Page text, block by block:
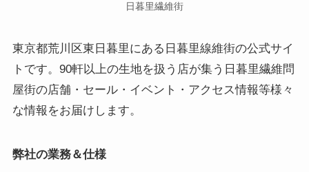
日暮里繊維街
東京都荒川区東日暮里にある日暮里線維街の公式サイ
トです。90軒以上の生地を扱う店が集う日暮里繊維問
屋街の店舗・セール・イベント・アクセス情報等様々
な情報をお届けします。
弊社の業務＆仕様